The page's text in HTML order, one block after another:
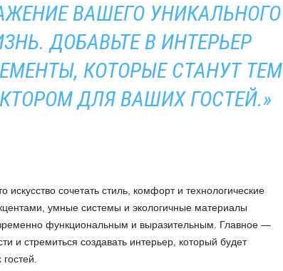
ВАШЕГО УНИКАЛЬНОГО
ДОБАВЬТЕ В ИНТЕРЬЕР
КОТОРЫЕ СТАНУТ ТЕМ
ДЛЯ ВАШИХ ГОСТЕЙ.»
сочетать стиль, комфорт и технологические
умные системы и экологичные материалы
функциональным и выразительным. Главное —
и стремиться создавать интерьер, который будет